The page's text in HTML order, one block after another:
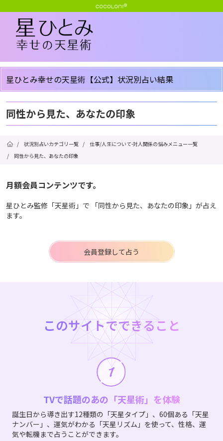
星ひとみ幸せの天星術【公式】状況別占い結果
同性から見た、あなたの印象
/ 状況別占いカテゴリ一覧 /
仕事/人生について-対人関係の悩みメニュー一覧
/
同性から見た、あなたの印象
月額会員コンテンツです。
星ひとみ監修「天星術」で 「同性から見た、あなたの印象」が占え
ます。
会員登録して占う
このサイトでできること
TVで話題のあの「天星術」を体験
誕生日から導き出す12種類の「天星タイプ」、60個ある「天星
ナンバー」、運気がわかる「天星リズム」を使って、性格、運
気や転機まで占うことができます。